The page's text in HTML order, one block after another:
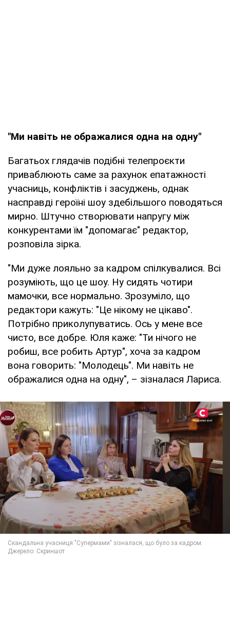
"Ми навіть не ображалися одна на одну"
Багатьох глядачів подібні телепроєкти
приваблюють саме за рахунок епатажності
учасниць, конфліктів і засуджень, однак
насправді героїні шоу здебільшого поводяться
мирно. Штучно створювати напругу між
конкурентами їм "допомагає" редактор,
розповіла зірка.
"Ми дуже лояльно за кадром спілкувалися. Всі
розуміють, що це шоу. Ну сидять чотири
мамочки, все нормально. Зрозуміло, що
редактори кажуть: "Це нікому не цікаво".
Потрібно приколупуватись. Ось у мене все
чисто, все добре. Юля каже: "Ти нічого не
робиш, все робить Артур", хоча за кадром
вона говорить: "Молодець". Ми навіть не
ображалися одна на одну", – зізналася Лариса.